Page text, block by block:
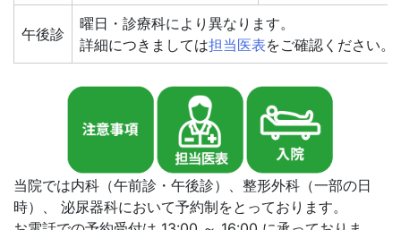
午後診
曜日・診療科により異なります。
詳細につきましては担当医表をご確認ください。
当院では内科（午前診・午後診）、整形外科（一部の日
時）、 泌尿器科において予約制をとっております。